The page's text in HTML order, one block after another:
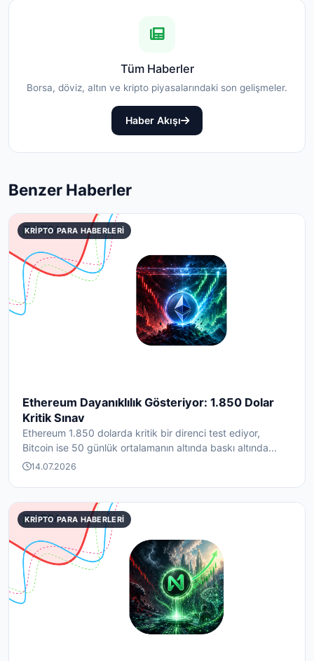
Tüm Haberler
Borsa, döviz, altın ve kripto piyasalarındaki son gelişmeler.
Haber Akışı
Benzer Haberler
KRIPTO PARA HABERLERI
Ethereum Dayanıklılık Gösteriyor: 1.850 Dolar
Kritik Sınav
Ethereum 1.850 dolarda kritik bir direnci test ediyor,
Bitcoin ise 50 günlük ortalamanın altında baskı altında...
14.07.2026
KRIPTO PARA HABERLERI